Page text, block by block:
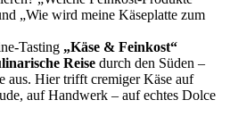
„Wie wird meine Käseplatte zum
Tasting „Käse & Feinkost“
Reise durch den Süden –
aus. Hier trifft cremiger Käse auf
auf Handwerk – auf echtes Dolce